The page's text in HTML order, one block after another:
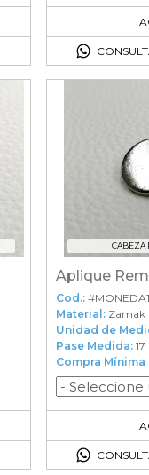
CABEZA
Aplique
Cod.:
Material: Zamak
Unidad de
Pase Medida:
Compra
50